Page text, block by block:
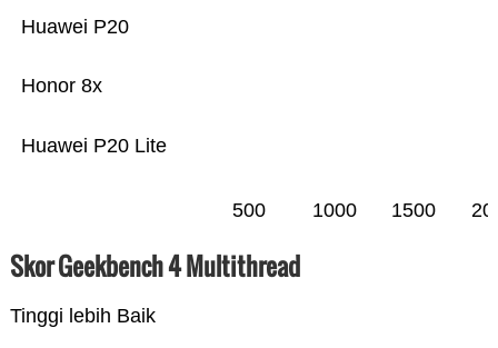
Huawei P20 Lite
Honor 8x
Huawei P20
500 1000 1500
Skor Geekbench 4 Multithread
Tinggi lebih Baik